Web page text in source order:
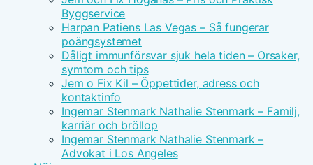
Byggservice
Harpan Patiens Las Vegas – Så fungerar
poängsystemet
Dåligt immunförsvar sjuk hela tiden – Orsaker,
symtom och tips
Jem o Fix Kil – Öppettider, adress och
kontaktinfo
Ingemar Stenmark Nathalie Stenmark – Familj,
karriär och bröllop
Ingemar Stenmark Nathalie Stenmark –
Advokat i Los Angeles